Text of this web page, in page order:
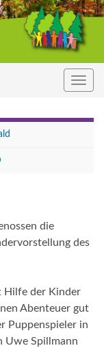
die
des
Hilfe der Kinder
Abenteuer gut
Puppenspieler in
Uwe Spillmann